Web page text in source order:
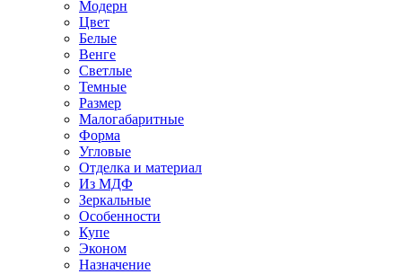
Модерн
Цвет
Белые
Венге
Светлые
Темные
Размер
Малогабаритные
Форма
Угловые
Отделка и материал
Из МДФ
Зеркальные
Особенности
Купе
Эконом
Назначение